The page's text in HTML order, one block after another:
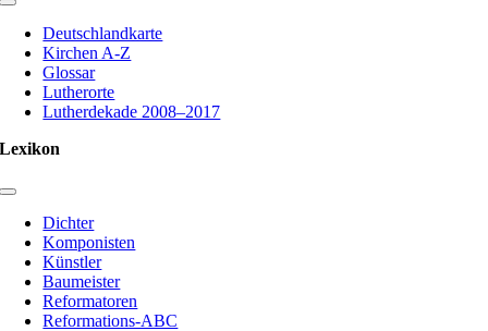
Toggle
NavigationDeutschlandkarte
Kirchen A-Z
Glossar
Lutherorte
Lutherdekade 2008–2017
Lexikon
Toggle
Navigation
Dichter
Komponisten
Künstler
Baumeister
Reformatoren
Reformations-ABC